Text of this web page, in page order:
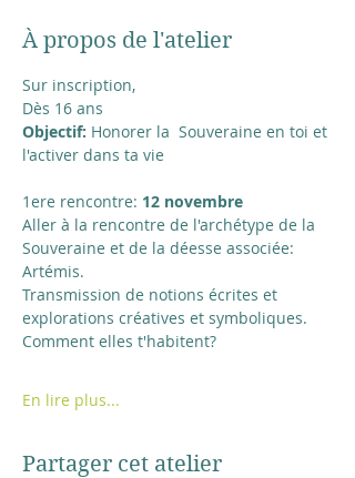
À propos de l'atelier
Sur inscription,
Dès 16 ans
Objectif: Honorer la  Souveraine en toi et
l'activer dans ta vie
1ere rencontre: 12 novembre
Aller à la rencontre de l'archétype de la
Souveraine et de la déesse associée:
Artémis.
Transmission de notions écrites et
explorations créatives et symboliques.
Comment elles t'habitent?
En lire plus...
Partager cet atelier